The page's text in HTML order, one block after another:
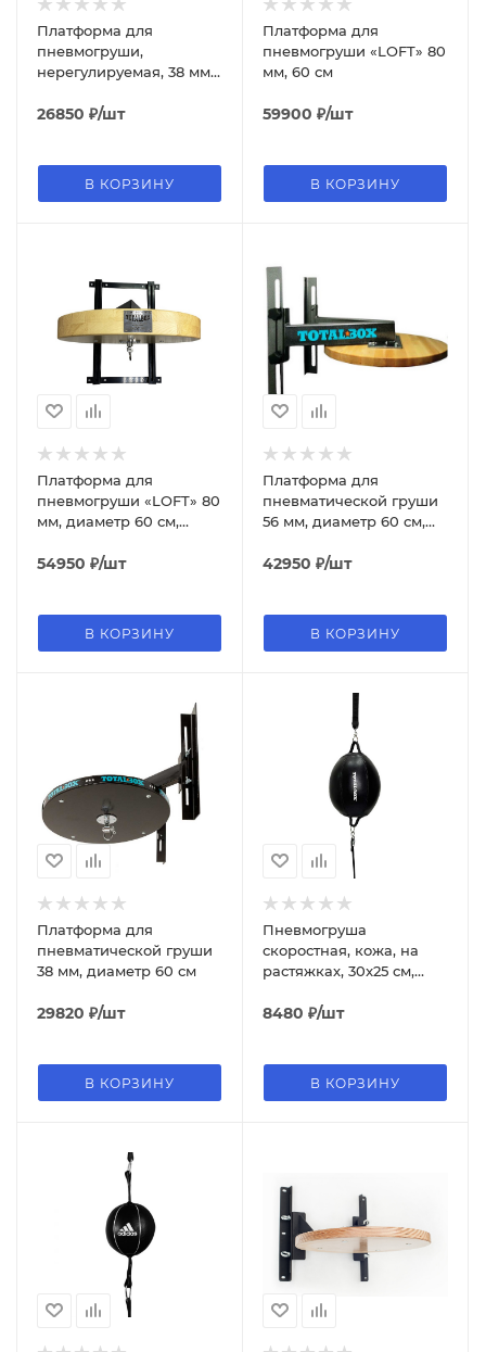
Платформа для
пневмогруши,
нерегулируемая, 38 мм,
нерегулируемая
26850 ₽/шт
В КОРЗИНУ
Платформа для
пневмогруши «LOFT» 80
мм, 60 см
59900 ₽/шт
В КОРЗИНУ
Платформа для
пневмогруши «LOFT» 80
мм, диаметр 60 см,
54950 ₽/шт
В КОРЗИНУ
Платформа для
пневматической груши
56 мм, диаметр 60 см,
42950 ₽/шт
В КОРЗИНУ
Платформа для
пневматической груши
38 мм, диаметр 60 см
29820 ₽/шт
В КОРЗИНУ
Пневмогруша
скоростная, кожа, на
растяжках, 30x25 см,
8480 ₽/шт
В КОРЗИНУ